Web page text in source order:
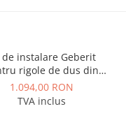
de instalare Geberit
rigole de dus din
seria CleanLine
1.094,00 RON
TVA inclus